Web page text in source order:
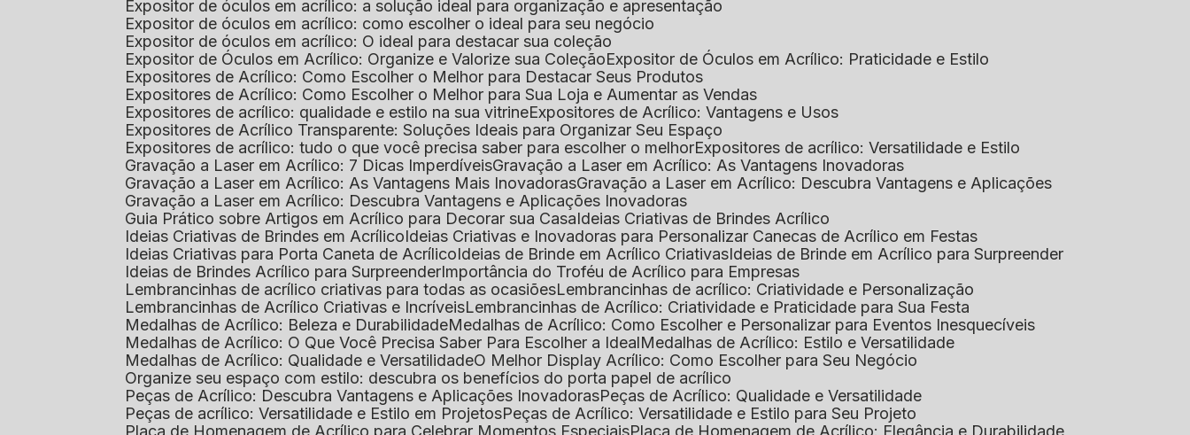
Expositor de óculos em acrílico: a solução ideal para organização e apresentação
Expositor de óculos em acrílico: como escolher o ideal para seu negócio
Expositor de óculos em acrílico: O ideal para destacar sua coleção
Expositor de Óculos em Acrílico: Organize e Valorize sua Coleção Expositor de Óculos em Acrílico: Praticidade e Estilo
Expositores de Acrílico: Como Escolher o Melhor para Destacar Seus Produtos
Expositores de Acrílico: Como Escolher o Melhor para Sua Loja e Aumentar as Vendas
Expositores de acrílico: qualidade e estilo na sua vitrine Expositores de Acrílico: Vantagens e Usos
Expositores de Acrílico Transparente: Soluções Ideais para Organizar Seu Espaço
Expositores de acrílico: tudo o que você precisa saber para escolher o melhor Expositores de acrílico: Versatilidade e Estilo
Gravação a Laser em Acrílico: 7 Dicas Imperdíveis
Gravação a Laser em Acrílico: As Vantagens Inovadoras
Gravação a Laser em Acrílico: As Vantagens Mais Inovadoras
Gravação a Laser em Acrílico: Descubra Vantagens e Aplicações
Gravação a Laser em Acrílico: Descubra Vantagens e Aplicações Inovadoras
Guia Prático sobre Artigos em Acrílico para Decorar sua Casa Ideias Criativas de Brindes Acrílico
Ideias Criativas de Brindes em Acrílico Ideias Criativas e Inovadoras para Personalizar Canecas de Acrílico em Festas
Ideias Criativas para Porta Caneta de Acrílico Ideias de Brinde em Acrílico Criativas Ideias de Brinde em Acrílico para Surpreender
Ideias de Brindes Acrílico para Surpreender Importância do Troféu de Acrílico para Empresas
Lembrancinhas de acrílico criativas para todas as ocasiões Lembrancinhas de acrílico: Criatividade e Personalização
Lembrancinhas de Acrílico Criativas e Incríveis Lembrancinhas de Acrílico: Criatividade e Praticidade para Sua Festa
Medalhas de Acrílico: Beleza e Durabilidade
Medalhas de Acrílico: Como Escolher e Personalizar para Eventos Inesquecíveis
Medalhas de Acrílico: O Que Você Precisa Saber Para Escolher a Ideal
Medalhas de Acrílico: Estilo e Versatilidade
Medalhas de Acrílico: Qualidade e Versatilidade
O Melhor Display Acrílico: Como Escolher para Seu Negócio
Organize seu espaço com estilo: descubra os benefícios do porta papel de acrílico
Peças de Acrílico: Descubra Vantagens e Aplicações Inovadoras
Peças de Acrílico: Qualidade e Versatilidade
Peças de acrílico: Versatilidade e Estilo em Projetos
Peças de Acrílico: Versatilidade e Estilo para Seu Projeto
Placa de Homenagem de Acrílico para Celebrar Momentos Especiais
Placa de Homenagem de Acrílico: Elegância e Durabilidade